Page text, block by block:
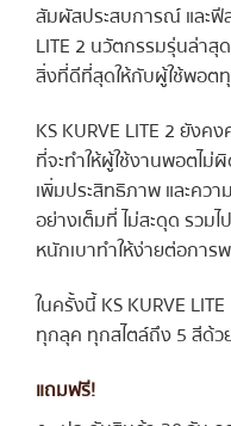
สัมผัสประสบการณ์ และฟี
LITE 2 นวัตกรรมรุ่นล่าสุ
สิ่งที่ดีที่สุดให้กับผู้ใช้พอต
KS KURVE LITE 2 ยัง
ที่จะทำให้ผู้ใช้งานพอตไม่
เพิ่มประสิทธิภาพ และคว
อย่างเต็มที่ ไม่สะดุด รวม
หนักเบาทำให้ง่ายต่อการ
ในครั้งนี้ KS KURVE
ทุกลุค ทุกสไตล์ถึง 5 สีด้ว
แถมฟรี!